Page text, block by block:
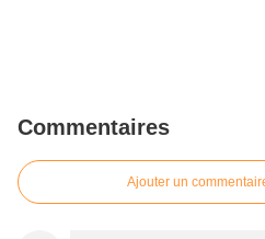
Commentaires
Ajouter un